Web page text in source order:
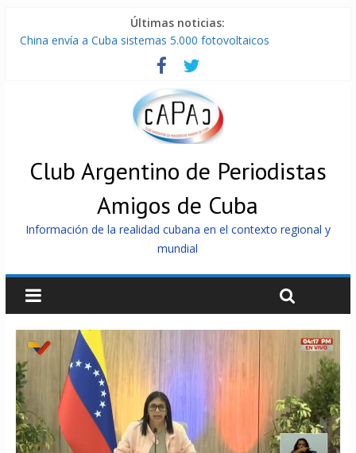
Últimas noticias:
China envía a Cuba sistemas 5.000 fotovoltaicos
IV° Asamblea Continental del ALBA en Cuba
ONU gestiona con “varios países interesados” envío de
Cuba, la «Gaza silenciosa»
Encuentro de Partidos Comunistas y Obreros en Cuba
Club Argentino de Periodistas
Amigos de Cuba
Información de la realidad cubana en el contexto regional y
mundial